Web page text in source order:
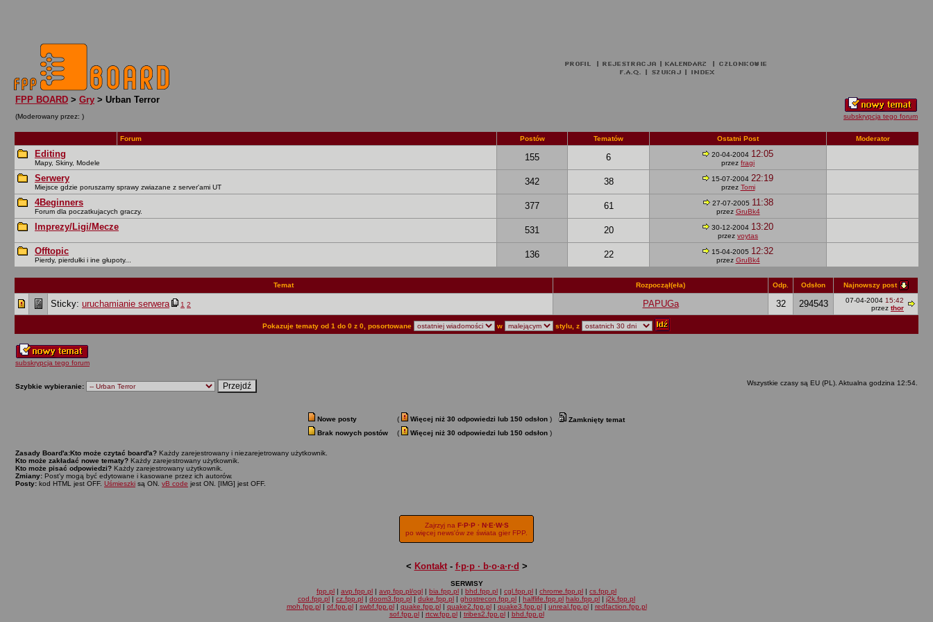
FPP BOARD > Gry > Urban Terror
(Moderowany przez: ) subskrypcja tego forum
Forum Postów Tematów Ostatni Post Moderator
Editing
Mapy, Skiny, Modele
155 6 20-04-2004 12:05
przez fragi
Serwery
Miejsce gdzie poruszamy sprawy zwiazane z server'ami UT
342 38 15-07-2004 22:19
przez Tomi
4Beginners
Forum dla poczatkujacych graczy.
377 61 27-07-2005 11:38
przez GruBk4
Imprezy/Ligi/Mecze 531 20 30-12-2004 13:20
przez voytas
Offtopic
Pierdy, pierdułki i ine głupoty...
136 22 15-04-2005 12:32
przez GruBk4
Temat Rozpoczął(eła) Odp. Odsłon Najnowszy post
Sticky: uruchamianie serwera 1 2 PAPUGa 32 294543 07-04-2004 15:42
przez thor
Pokazuje tematy od 1 do 0 z 0, posortowane w stylu, z
subskrypcja tego forum
Szybkie wybieranie: Wszystkie czasy są EU (PL). Aktualna godzina 12:54.
Nowe posty ( Więcej niż 30 odpowiedzi lub 150 odsłon )
Zamknięty temat
Brak nowych postów
( Więcej niż 30 odpowiedzi lub 150 odsłon )
Zasady Board'a:Kto może czytać board'a? Każdy zarejestrowany i niezarejetrowany użytkownik.
Kto może zakładać nowe tematy? Każdy zarejestrowany użytkownik.
Kto może pisać odpowiedzi? Każdy zarejestrowany użytkownik.
Zmiany: Post'y mogą być edytowane i kasowane przez ich autorów.
Posty: kod HTML jest OFF. Uśmieszki są ON. vB code jest ON. [IMG] jest OFF.
Zajrzyj na F·P·P · N·E·W·S
po więcej news'ów ze świata gier FPP.
< Kontakt- f·p·p · b·o·a·r·d >
SERWISY
fpp.pl | avp.fpp.pl | avp.fpp.pl/ogl | bia.fpp.pl | bhd.fpp.pl | cgl.fpp.pl | chrome.fpp.pl | cs.fpp.pl
cod.fpp.pl | cz.fpp.pl | doom3.fpp.pl | duke.fpp.pl | ghostrecon.fpp.pl | halflife.fpp.pl halo.fpp.pl | j2k.fpp.pl
moh.fpp.pl| of.fpp.pl| swbf.fpp.pl| quake.fpp.pl| quake2.fpp.pl| quake3.fpp.pl| unreal.fpp.pl| redfaction.fpp.pl
sof.fpp.pl| rtcw.fpp.pl| tribes2.fpp.pl| bhd.fpp.pl